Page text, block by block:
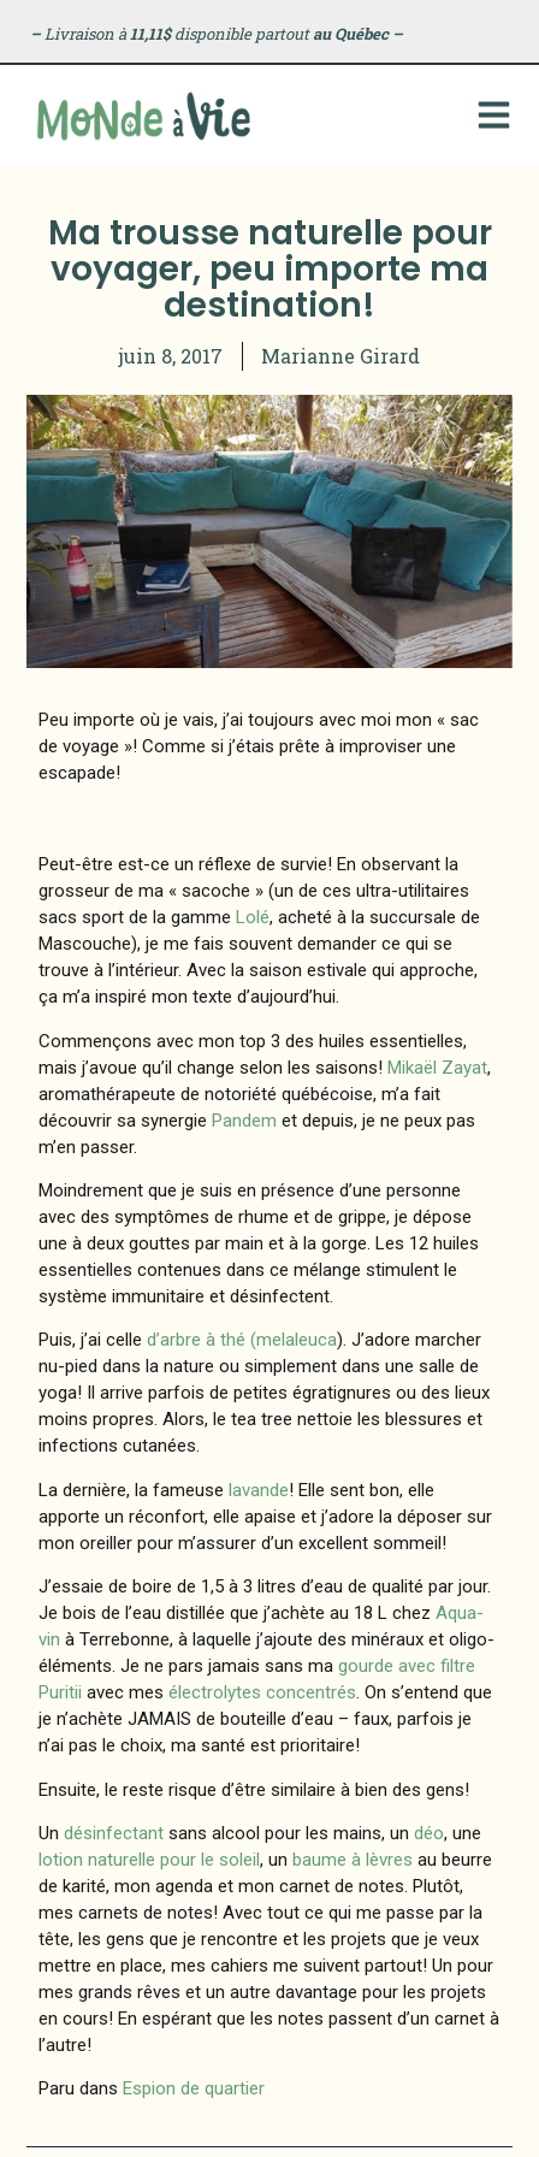
–Livraison à11,11$disponible partoutau Québec –
Ma trousse naturelle pour
voyager, peu importe ma
destination!
juin 8, 2017 Marianne Girard
Peu importe où je vais, j’ai toujours avec moi mon « sac
de voyage »! Comme si j’étais prête à improviser une
escapade!
Peut-être est-ce un réflexe de survie! En observant la
grosseur de ma « sacoche » (un de ces ultra-utilitaires
sacs sport de la gammeLolé, acheté à la succursale de
Mascouche), je me fais souvent demander ce qui se
trouve à l’intérieur. Avec la saison estivale qui approche,
ça m’a inspiré mon texte d’aujourd’hui.
Commençons avec mon top 3 des huiles essentielles,
mais j’avoue qu’il change selon les saisons!Mikaël Zayat,
aromathérapeute de notoriété québécoise, m’a fait
découvrir sa synergiePandem et depuis, je ne peux pas
m’en passer.
Moindrement que je suis en présence d’une personne
avec des symptômes de rhume et de grippe, je dépose
une à deux gouttes par main et à la gorge. Les 12 huiles
essentielles contenues dans ce mélange stimulent le
système immunitaire et désinfectent.
Puis, j’ai celled’arbre à thé (melaleuca). J’adore marcher
nu-pied dans la nature ou simplement dans une salle de
yoga! Il arrive parfois de petites égratignures ou des lieux
moins propres. Alors, le tea tree nettoie les blessures et
infections cutanées.
La dernière, la fameuselavande! Elle sent bon, elle
apporte un réconfort, elle apaise et j’adore la déposer sur
mon oreiller pour m’assurer d’un excellent sommeil!
J’essaie de boire de 1,5 à 3 litres d’eau de qualité par jour.
Je bois de l’eau distillée que j’achète au 18 L chezAqua-
vin à Terrebonne, à laquelle j’ajoute des minéraux et oligo-
éléments. Je ne pars jamais sans magourde avec filtre
Puritii avec mesélectrolytes concentrés. On s’entend que
je n’achète JAMAIS de bouteille d’eau – faux, parfois je
n’ai pas le choix, ma santé est prioritaire!
Ensuite, le reste risque d’être similaire à bien des gens!
Undésinfectant sans alcool pour les mains, undéo, une
lotion naturelle pour le soleil, unbaume à lèvres au beurre
de karité, mon agenda et mon carnet de notes. Plutôt,
mes carnets de notes! Avec tout ce qui me passe par la
tête, les gens que je rencontre et les projets que je veux
mettre en place, mes cahiers me suivent partout! Un pour
mes grands rêves et un autre davantage pour les projets
en cours! En espérant que les notes passent d’un carnet à
l’autre!
Paru dans Espion de quartier